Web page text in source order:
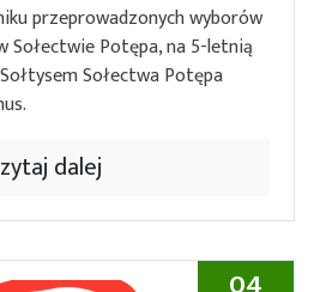
przeprowadzonych wyborów
Sołectwie Potępa, na 5-letnią
Sołectwa Potępa
dalej